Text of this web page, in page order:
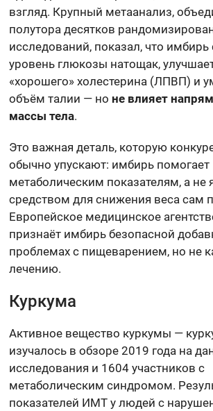
взгляд. Крупный метаанализ,
полутора десятков
исследований, показал, что имбирь
уровень глюкозы натощак,
«хорошего» холестерина (ЛПВП) и
объём талии — но не влияет
массы тела.
Это важная деталь, которую
обычно упускают: имбирь помогает
метаболическим показателям, а не
средством для снижения веса сам
Европейское медицинское
признаёт имбирь безопасной
проблемах с пищеварением, но не
лечению.
Куркума
Активное вещество куркумы —
изучалось в обзоре 2019 года на
исследования и 1604 участников с
метаболическим синдромом.
показателей ИМТ у людей с